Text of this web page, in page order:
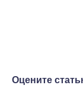
Оцените